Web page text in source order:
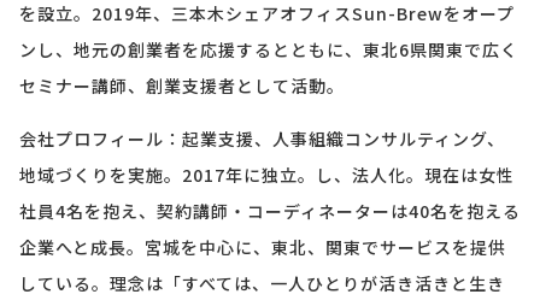
を設立。2019年、三本木シェアオフィスSun-Brewをオープ
ンし、地元の創業者を応援するとともに、東北6県関東で広く
セミナー講師、創業支援者として活動。
会社プロフィール：起業支援、人事組織コンサルティング、
地域づくりを実施。2017年に独立。し、法人化。現在は女性
社員4名を抱え、契約講師・コーディネーターは40名を抱える
企業へと成長。宮城を中心に、東北、関東でサービスを提供
している。理念は「すべては、一人ひとりが活き活きと生き